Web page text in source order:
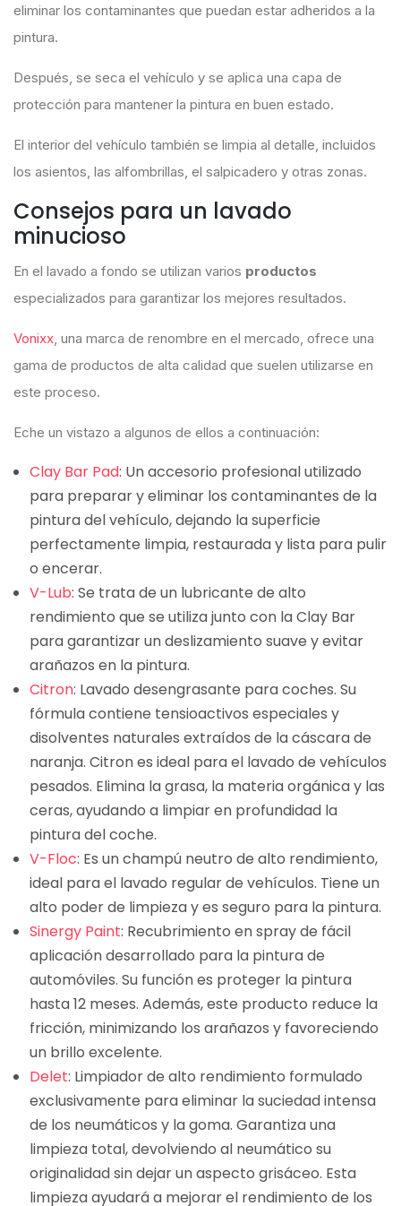
eliminar los contaminantes que puedan estar adheridos a la
pintura.
Después, se seca el vehículo y se aplica una capa de
protección para mantener la pintura en buen estado.
El interior del vehículo también se limpia al detalle, incluidos
los asientos, las alfombrillas, el salpicadero y otras zonas.
Consejos para un lavado
minucioso
En el lavado a fondo se utilizan varios productos
especializados para garantizar los mejores resultados.
Vonixx , una marca de renombre en el mercado, ofrece una
gama de productos de alta calidad que suelen utilizarse en
este proceso.
Eche un vistazo a algunos de ellos a continuación:
Clay Bar Pad: Un accesorio profesional utilizado
para preparar y eliminar los contaminantes de la
pintura del vehículo, dejando la superficie
perfectamente limpia, restaurada y lista para pulir
o encerar.
V-Lub: Se trata de un lubricante de alto
rendimiento que se utiliza junto con la Clay Bar
para garantizar un deslizamiento suave y evitar
arañazos en la pintura.
Citron: Lavado desengrasante para coches. Su
fórmula contiene tensioactivos especiales y
disolventes naturales extraídos de la cáscara de
naranja. Citron es ideal para el lavado de vehículos
pesados. Elimina la grasa, la materia orgánica y las
ceras, ayudando a limpiar en profundidad la
pintura del coche.
V-Floc: Es un champú neutro de alto rendimiento,
ideal para el lavado regular de vehículos. Tiene un
alto poder de limpieza y es seguro para la pintura.
Sinergy Paint: Recubrimiento en spray de fácil
aplicación desarrollado para la pintura de
automóviles. Su función es proteger la pintura
hasta 12 meses. Además, este producto reduce la
fricción, minimizando los arañazos y favoreciendo
un brillo excelente.
Delet: Limpiador de alto rendimiento formulado
exclusivamente para eliminar la suciedad intensa
de los neumáticos y la goma. Garantiza una
limpieza total, devolviendo al neumático su
originalidad sin dejar un aspecto grisáceo. Esta
limpieza ayudará a mejorar el rendimiento de los